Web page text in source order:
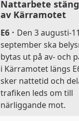
Nattarbete
av Kärramotet
E6 · Den 3 augusti-11
september ska
bytas ut på av- och
i Kärramotet längs
sker nattetid och
trafiken leds om till
närliggande mot.